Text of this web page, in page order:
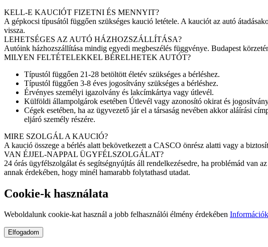
KELL-E KAUCIÓT FIZETNI ÉS MENNYIT?
A gépkocsi típusától függően szükséges kaució letétele. A kauciót az autó
vissza.
LEHETSÉGES AZ AUTÓ HÁZHOZSZÁLLÍTÁSA?
Autóink házhozszállítása mindig egyedi megbeszélés függvénye. Budapest
MILYEN FELTÉTELEKKEL BÉRELHETEK AUTÓT?
Típustól függően 21-28 betöltött életév szükséges a bérléshez.
Típustól függően 3-8 éves jogosítvány szükséges a bérléshez.
Érvényes személyi igazolvány és lakcímkártya vagy útlevél.
Külföldi állampolgárok esetében Útlevél vagy azonosító okirat és
Cégek esetében, ha az ügyvezető jár el a társaság nevében akkor aláírási
eljáró személy részére.
MIRE SZOLGÁL A KAUCIÓ?
A kaució összege a bérlés alatt bekövetkezett a CASCO önrész alatti vagy a
VAN ÉJJEL-NAPPAL ÜGYFÉLSZOLGÁLAT?
24 órás ügyfélszolgálat és segítségnyújtás áll rendelkezésedre, ha problémád van
annak érdekében, hogy minél hamarabb folytathasd utadat.
Cookie-k használata
Weboldalunk cookie-kat használ a jobb felhasználói élmény érdekében
Elfogadom